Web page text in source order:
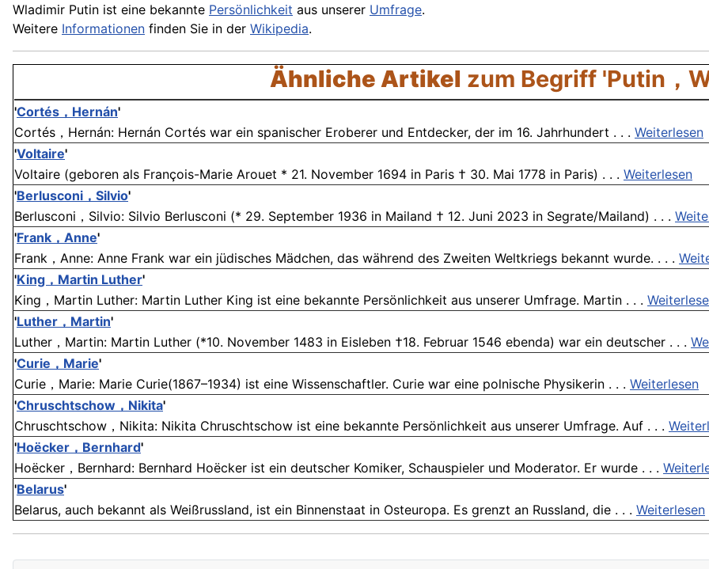
Wladimir Putin ist eine bekannte Persönlichkeit aus unserer Umfrage.
Weitere Informationen finden Sie in der Wikipedia.
Ähnliche Artikel zum Begriff 'Putin，
'Cortés，Hernán'
Cortés，Hernán: Hernán Cortés war ein spanischer Eroberer und Entdecker, der im 16. Jahrhundert . . . Weiterlesen
'Voltaire'
Voltaire (geboren als François-Marie Arouet * 21. November 1694 in Paris † 30. Mai 1778 in Paris) . . . Weiterlesen
'Berlusconi，Silvio'
Berlusconi，Silvio: Silvio Berlusconi (* 29. September 1936 in Mailand † 12. Juni 2023 in Segrate/Mailand) . . .
'Frank，Anne'
Frank，Anne: Anne Frank war ein jüdisches Mädchen, das während des Zweiten Weltkriegs bekannt wurde. . . .
'King，Martin Luther'
King，Martin Luther: Martin Luther King ist eine bekannte Persönlichkeit aus unserer Umfrage. Martin . . .
'Luther，Martin'
Luther，Martin: Martin Luther (*10. November 1483 in Eisleben †18. Februar 1546 ebenda) war ein deutscher . . .
'Curie，Marie'
Curie，Marie: Marie Curie(1867–1934) ist eine Wissenschaftler. Curie war eine polnische Physikerin . . . Weiterlesen
'Chruschtschow，Nikita'
Chruschtschow，Nikita: Nikita Chruschtschow ist eine bekannte Persönlichkeit aus unserer Umfrage. Auf . . .
'Hoëcker，Bernhard'
Hoëcker，Bernhard: Bernhard Hoëcker ist ein deutscher Komiker, Schauspieler und Moderator. Er wurde . . .
'Belarus'
Belarus, auch bekannt als Weißrussland, ist ein Binnenstaat in Osteuropa. Es grenzt an Russland, die . . . Weiterlesen